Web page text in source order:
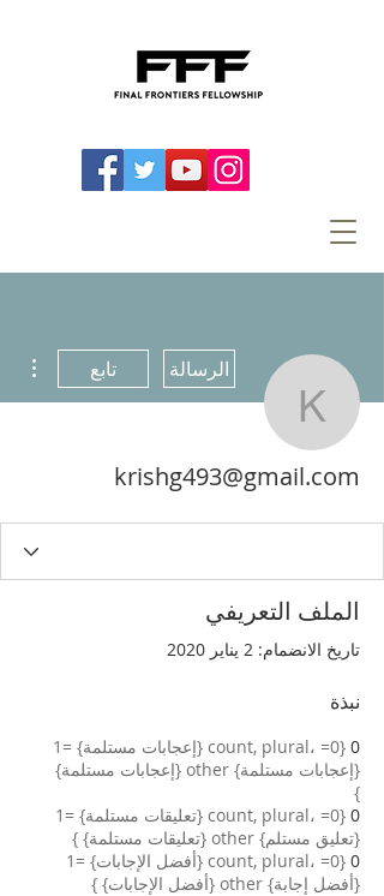
الرسالة تابع
krishg493@gmail.com
الملف التعريفي
تاريخ الانضمام: 2 يناير 2020
نبذة
0
{count, plural، =0 {إعجابات مستلمة} =1
{إعجابات مستلمة} other {إعجابات مستلمة}
}
0
{count, plural، =0 {تعليقات مستلمة} =1
{تعليق مستلم} other {تعليقات مستلمة} }
0
{count, plural، =0 {أفضل الإجابات} =1
{أفضل إجابة} other {أفضل الإجابات} }